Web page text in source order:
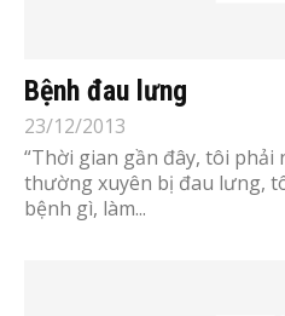
Bệnh đau lưng
23/12/2013
“Thời gian gần đây, tôi phải
thường xuyên bị đau lưng,
bệnh gì, làm...